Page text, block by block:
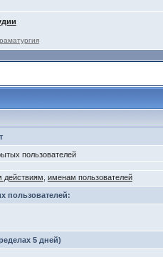
пользователей
действиям именам пользователей
пользователей:
5 дней)